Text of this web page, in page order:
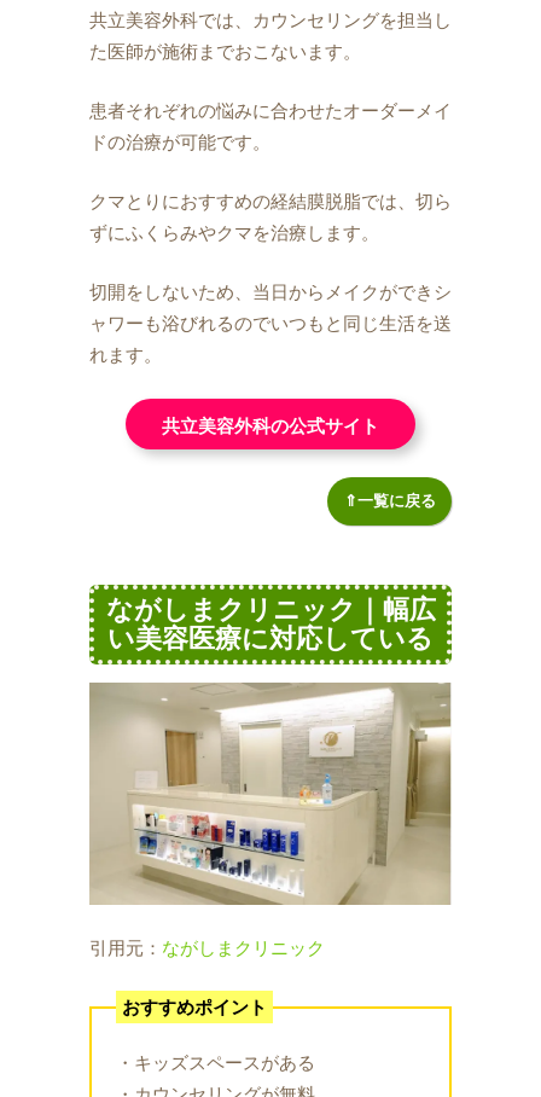
共立美容外科では、カウンセリングを担当し
た医師が施術までおこないます。
患者それぞれの悩みに合わせたオーダーメイ
ドの治療が可能です。
クマとりにおすすめの経結膜脱脂では、切ら
ずにふくらみやクマを治療します。
切開をしないため、当日からメイクができシ
ャワーも浴びれるのでいつもと同じ生活を送
れます。
共立美容外科の公式サイト
⇑一覧に戻る
ながしまクリニック｜幅広
い美容医療に対応している
引用元： ながしまクリニック
おすすめポイント
・キッズスペースがある